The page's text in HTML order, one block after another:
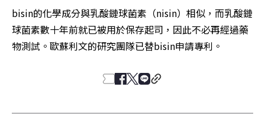
bisin的化學成分與乳酸鏈球菌素（nisin）相似，而乳酸鏈
球菌素數十年前就已被用於保存起司，因此不必再經過藥
物測試。歐蘇利文的研究團隊已替bisin申請專利。